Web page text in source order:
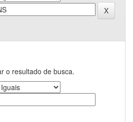
o resultado de busca.